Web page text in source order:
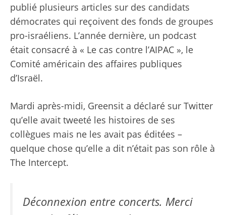
publié plusieurs articles sur des candidats
démocrates qui reçoivent des fonds de groupes
pro-israéliens. L’année dernière, un podcast
était consacré à « Le cas contre l’AIPAC », le
Comité américain des affaires publiques
d’Israël.
Mardi après-midi, Greensit a déclaré sur Twitter
qu’elle avait tweeté les histoires de ses
collègues mais ne les avait pas éditées –
quelque chose qu’elle a dit n’était pas son rôle à
The Intercept.
Déconnexion entre concerts. Merci